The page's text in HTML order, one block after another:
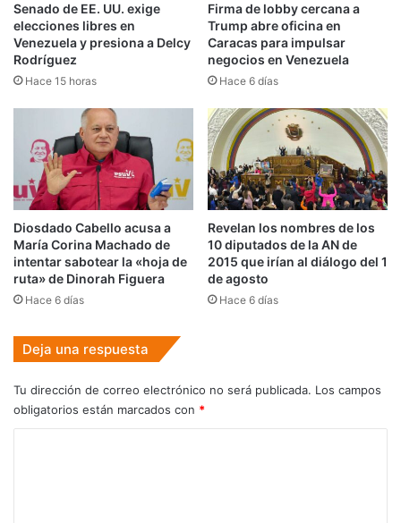
Senado de EE. UU. exige
elecciones libres en
Venezuela y presiona a Delcy
Rodríguez
Hace 15 horas
Firma de lobby cercana a
Trump abre oficina en
Caracas para impulsar
negocios en Venezuela
Hace 6 días
Diosdado Cabello acusa a
María Corina Machado de
intentar sabotear la «hoja de
ruta» de Dinorah Figuera
Hace 6 días
Revelan los nombres de los
10 diputados de la AN de
2015 que irían al diálogo del 1
de agosto
Hace 6 días
Deja una respuesta
Tu dirección de correo electrónico no será publicada. Los campos
obligatorios están marcados con *